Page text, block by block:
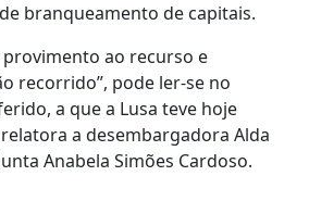
branqueamento de capitais.
ao recurso e
recorrido”, pode ler-se no
a que a Lusa teve hoje
a desembargadora Alda
Anabela Simões Cardoso.